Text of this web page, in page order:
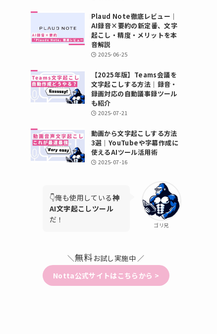
Plaud Note徹底レビュー｜
AI録音×要約の新定番、文字
起こし・精度・メリットを本
音解説
2025-06-25
【2025年版】Teams会議を
文字起こしする方法｜録音・
録画対応の自動議事録ツール
も紹介
2025-07-21
動画から文字起こしする方法
3選｜YouTubeや字幕作成に
使えるAIツール活用術
2025-07-16
ゴリ兄
👇️俺も使用している神
AI文字起こしツール
だ！
＼無料お試し実施中 ／
Notta公式サイトはこちらから >